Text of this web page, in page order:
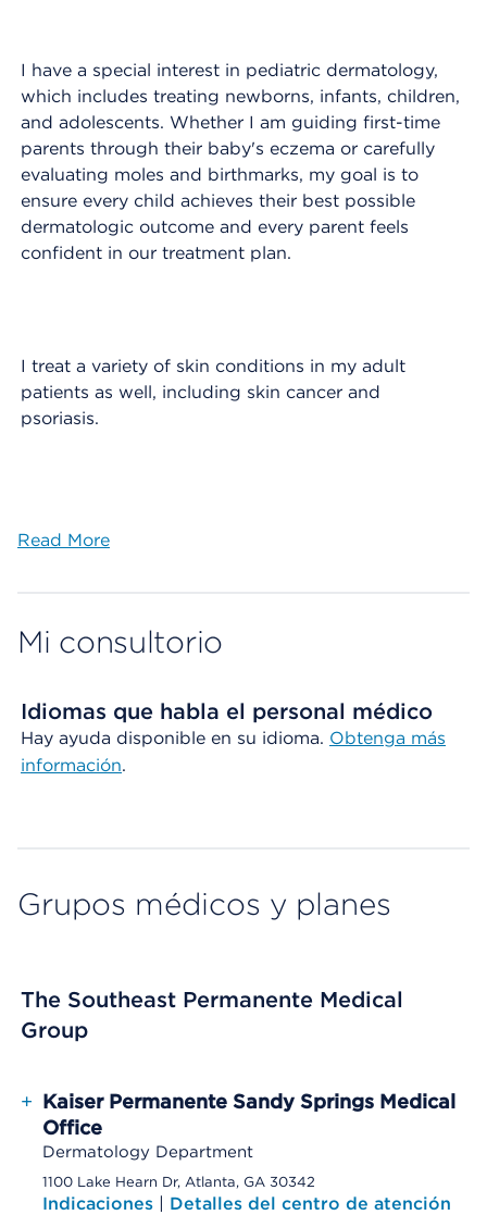
I have a special interest in pediatric dermatology,
which includes treating newborns, infants, children,
and adolescents. Whether I am guiding first-time
parents through their baby's eczema or carefully
evaluating moles and birthmarks, my goal is to
ensure every child achieves their best possible
dermatologic outcome and every parent feels
confident in our treatment plan.
I treat a variety of skin conditions in my adult
patients as well, including skin cancer and
psoriasis.
Read More
Mi consultorio
Idiomas que habla el personal médico
Hay ayuda disponible en su idioma. Obtenga más
información.
Grupos médicos y planes
The Southeast Permanente Medical
Group
+ Kaiser Permanente Sandy Springs Medical
Office
Dermatology Department
1100 Lake Hearn Dr, Atlanta, GA 30342
Indicaciones | Detalles del centro de atención